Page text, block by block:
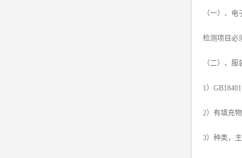
（一）、
检测项目必
（二）、
1）
2）有填充
3）种类，主